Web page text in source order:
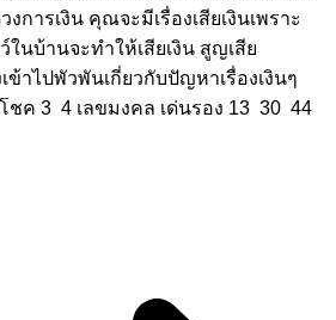
การเงิน คุณจะมีเรื่องเสียเงินเพราะ
ในบ้านจะทำให้เสียเงิน สูญเสีย
าไปพัวพันเกี่ยวกับปัญหาเรื่องเงินๆ
ชค 3 4 เลขมงคล เด่นรอง 13 30 44